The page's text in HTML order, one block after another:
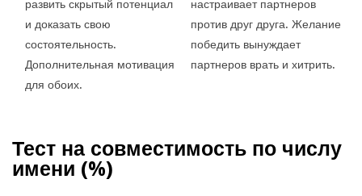
развить скрытый потенциал
и доказать свою
состоятельность.
Дополнительная мотивация
для обоих.
настраивает партнеров
против друг друга. Желание
победить вынуждает
партнеров врать и хитрить.
Тест на совместимость по числу
имени (%)